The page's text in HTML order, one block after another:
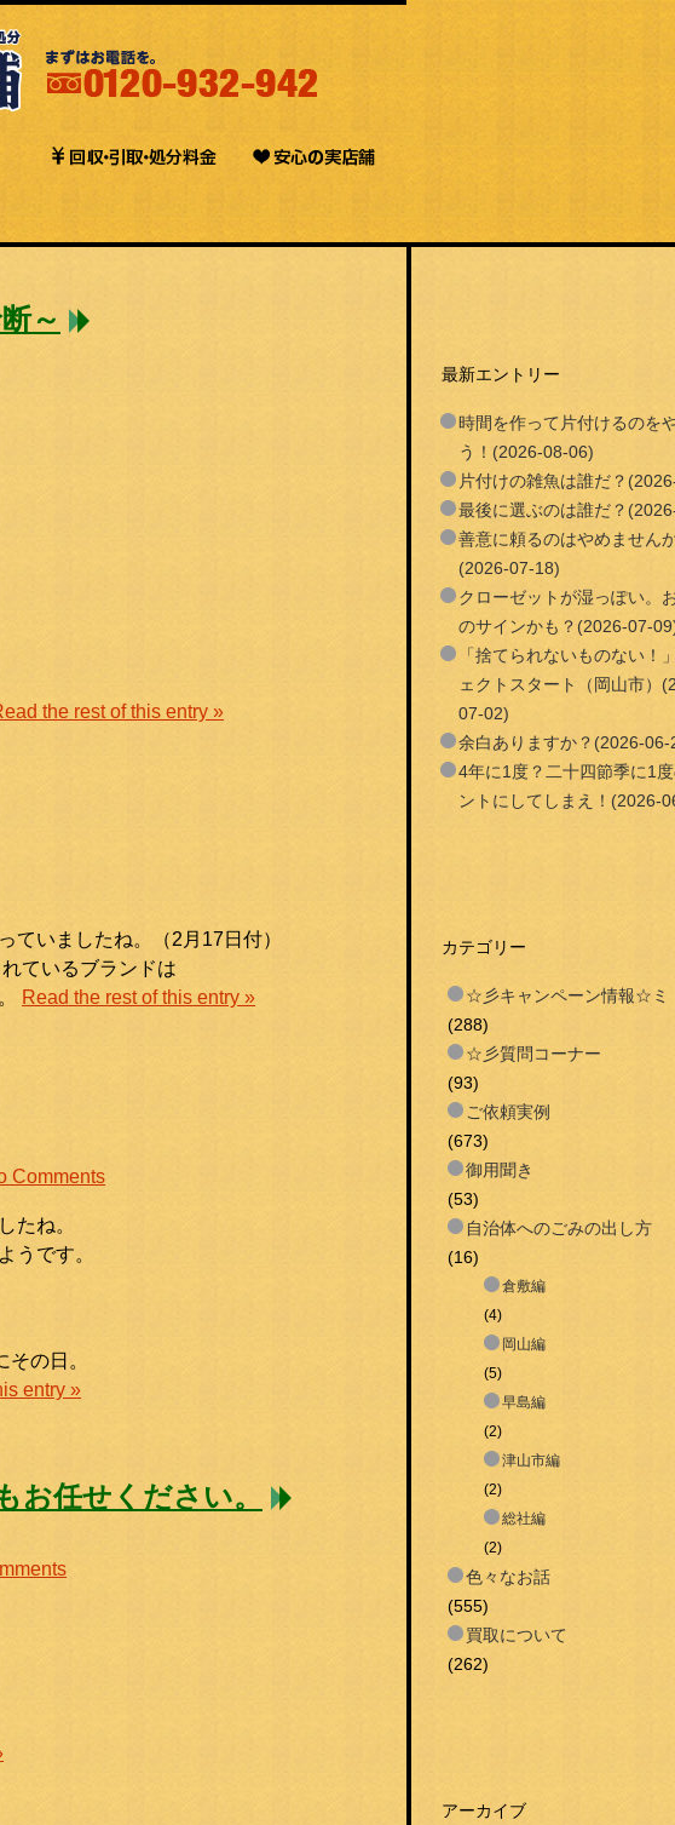
～
the rest of this entry »
ていましたね。（2月17日付）
ているブランドは
Read the rest of this entry »
Comments
たね。
うです。
の日。
entry »
お任せください。
最新エントリー
時間を作って片付けるのを
う！(2026-08-06)
片付けの雑魚は誰だ？
最後に選ぶのは誰だ？
善意に頼るのはやめません
(2026-07-18)
クローゼットが湿っぽい。
のサインかも？(2026-07-
「捨てられないものない！
ェクトスタート（岡山市）
07-02)
余白ありますか？(2026-06-
4年に1度？二十四節季に1
ントにしてしまえ！(2026-
カテゴリー
☆彡キャンペーン情報☆ミ
(288)
☆彡質問コーナー
(93)
ご依頼実例
(673)
御用聞き
(53)
自治体へのごみの出し方
(16)
倉敷編
(4)
岡山編
(5)
早島編
(2)
津山市編
(2)
総社編
(2)
色々なお話
(555)
買取について
(262)
アーカイブ